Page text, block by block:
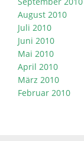
August 2010
Juli 2010
Juni 2010
Mai 2010
April 2010
März 2010
Februar 2010